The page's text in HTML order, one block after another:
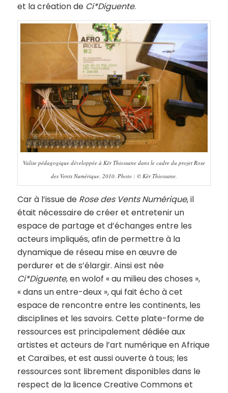
et la création de Ci*Diguente.
Valise pédagogique développée à Kër Thiossane dans le cadre du projet Rose
des Vents Numérique. 2010. Photo : © Kër Thiossane.
Car à l’issue de Rose des Vents Numérique, il
était nécessaire de créer et entretenir un
espace de partage et d’échanges entre les
acteurs impliqués, afin de permettre à la
dynamique de réseau mise en œuvre de
perdurer et de s’élargir. Ainsi est née
Ci*Diguente, en wolof « au milieu des choses »,
« dans un entre-deux », qui fait écho à cet
espace de rencontre entre les continents, les
disciplines et les savoirs. Cette plate-forme de
ressources est principalement dédiée aux
artistes et acteurs de l’art numérique en Afrique
et Caraïbes, et est aussi ouverte à tous; les
ressources sont librement disponibles dans le
respect de la licence Creative Commons et